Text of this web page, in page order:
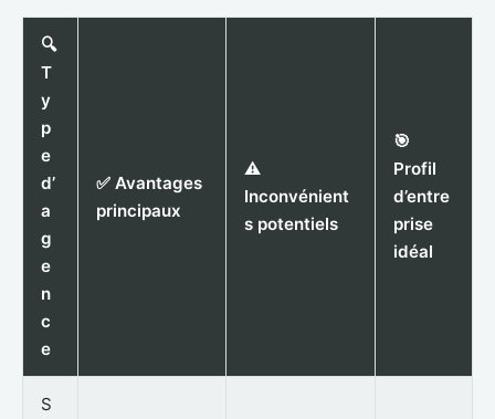
🔍
T
y
p
e
d’
a
g
e
n
c
e
✅ Avantages
principaux
⚠️
Inconvénient
s potentiels
🎯
Profil
d’entre
prise
idéal
S